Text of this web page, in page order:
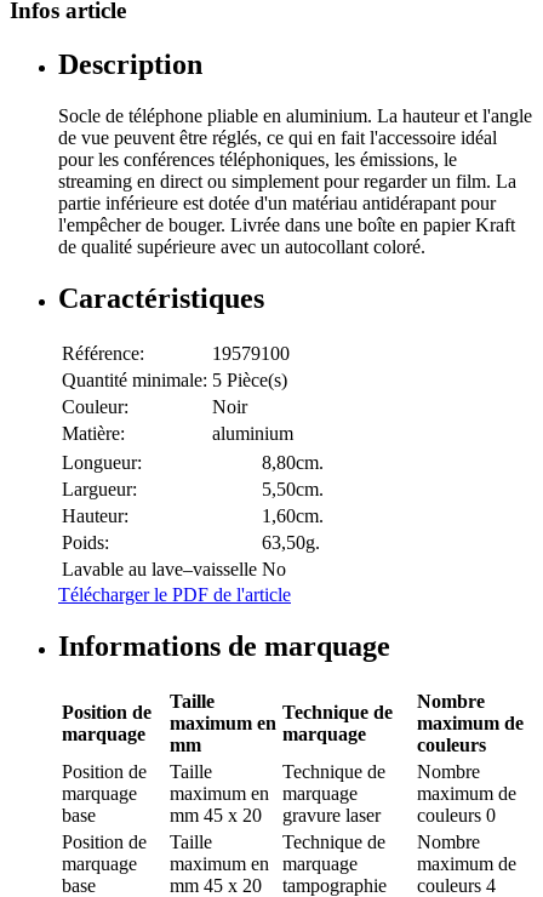
Infos article
Description
Socle de téléphone pliable en aluminium. La hauteur et l'angle
de vue peuvent être réglés, ce qui en fait l'accessoire idéal
pour les conférences téléphoniques, les émissions, le
streaming en direct ou simplement pour regarder un film. La
partie inférieure est dotée d'un matériau antidérapant pour
l'empêcher de bouger. Livrée dans une boîte en papier Kraft
de qualité supérieure avec un autocollant coloré.
Caractéristiques
Référence:
19579100
Quantité minimale: 5 Pièce(s)
Couleur:
Noir
Matière:
aluminium
Longueur:
8,80cm.
Largueur:
5,50cm.
Hauteur:
1,60cm.
Poids:
63,50g.
Lavable au lave–vaisselle No
Télécharger le PDF de l'article
Informations de marquage
Position de
marquage
Taille
maximum en
mm
Technique de
marquage
Nombre
maximum de
couleurs
Position de
marquage
base
Taille
maximum en
mm 45 x 20
Technique de
marquage
gravure laser
Nombre
maximum de
couleurs 0
Position de
marquage
base
Taille
maximum en
mm 45 x 20
Technique de
marquage
tampographie
Nombre
maximum de
couleurs 4